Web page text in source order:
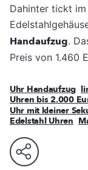
Dahinter tickt
Handaufzug.
Preis von 1.460
Uhr Handaufzug
Uhren bis 2.000
Uhr mit kleiner
Edelstahl Uhren